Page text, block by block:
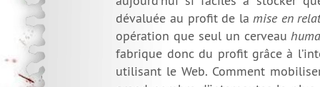
dévaluée au profit de lamise en
opération que seul un cerveau
fabrique donc du profit grâce à
utilisant le Web. Comment